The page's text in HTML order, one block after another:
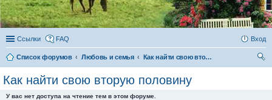
Ссылки FAQ Вход
Список форумов Любовь и семья
Как найти свою вторую половину
Как найти свою вторую половину
У вас нет доступа на чтение тем в этом форуме.